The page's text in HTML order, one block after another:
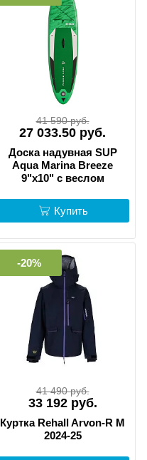
41 590 руб.
27 033.50 руб.
Доска надувная SUP
Aqua Marina Breeze
9"х10" с веслом
Купить
-20%
41 490 руб.
33 192 руб.
Куртка Rehall Arvon-R M
2024-25